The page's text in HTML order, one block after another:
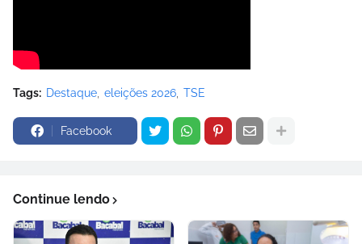
Tags: Destaque eleições 2026 TSE
Facebook
Continue lendo